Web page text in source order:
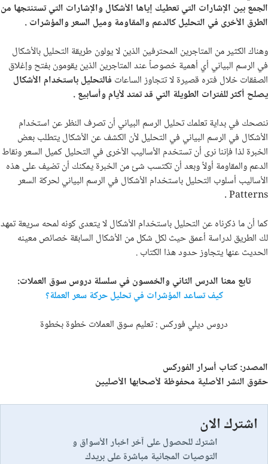
الجمع بين الإشارات التي تعطيك إياها الأشكال والإشارات التي تستنتجها من
الطرق الأخرى في التحليل كالدعم والمقاومة وميل السعر والمؤشرات .
وهناك الكثير من المتاجرين المحترفين الذين لا يولون طريقة التحليل بالأشكال
في الرسم البياني أي أهمية خصوصاً عند المتاجرين الذين يقومون بفتح وإغلاق
الصفقات خلال فتره قصيرة لا تتجاوز الساعات فالتحليل باستخدام الأشكال
يصلح أكثر للفترات الطويلة التي قد تمتد لأيام وأسابيع .
ننصحك في بداية تعلمك تحليل الرسم البياني أن تصرف النظر عن استخدام
الأشكال في الرسم البياني في التحليل لأن الكشف عن الأشكال يتطلب بعض
الخبرة لذا فإننا نرى أن تستخدم الأساليب الأخرى في التحليل كميل السعر ونقاط
الدعم والمقاومة أولاً وبعد أن تكتسب شئ من الخبرة يمكنك أن تضيف على هذه
الأساليب أسلوب التحليل باستخدام الأشكال في الرسم البياني لحركة السعر
Patterns
.
كما أن ما ذكرناه عن التحليل باستخدام الأشكال لا يتعدى كونه لمحه سريعة تمهد
لك الطريق لدراسة أعمق حيث لكل شكل من الأشكال السابقة خصائص معينه
الحديث عنها يتجاوز حدود هذا الكتاب .
تابع معنا الدرس الثاني والخمسون في سلسلة دروس سوق العملات:
كيف تساعد المؤشرات في تحليل حركة سعر العملة؟
دروس ديلي فوركس : تعليم سوق العملات خطوة بخطوة
المصدر: كتاب أسرار الفوركس
حقوق النشر الأصلية محفوظة لأصحابها الأصليين
اشترك الان
اشترك للحصول على آخر اخبار الأسواق و
التوصيات المجانية مباشرة على بريدك